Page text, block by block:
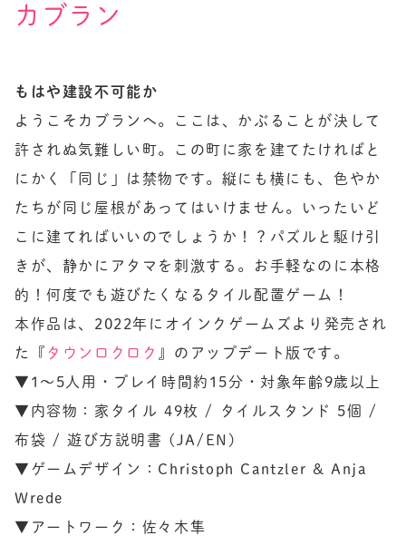
カブラン
もはや建設不可能か
ようこそカブランへ。ここは、かぶることが決して
許されぬ気難しい町。この町に家を建てたければと
にかく「同じ」は禁物です。縦にも横にも、色やか
たちが同じ屋根があってはいけません。いったいど
こに建てればいいのでしょうか！？パズルと駆け引
きが、静かにアタマを刺激する。お手軽なのに本格
的！何度でも遊びたくなるタイル配置ゲーム！
本作品は、2022年にオインクゲームズより発売され
た『 タウンロクロク 』のアップデート版です。
▼1〜5人用・プレイ時間約15分・対象年齢9歳以上
▼内容物：家タイル 49枚 / タイルスタンド 5個 /
布袋 / 遊び方説明書 (JA/EN)
▼ゲームデザイン：Christoph Cantzler & Anja
Wrede
▼アートワーク：佐々木隼